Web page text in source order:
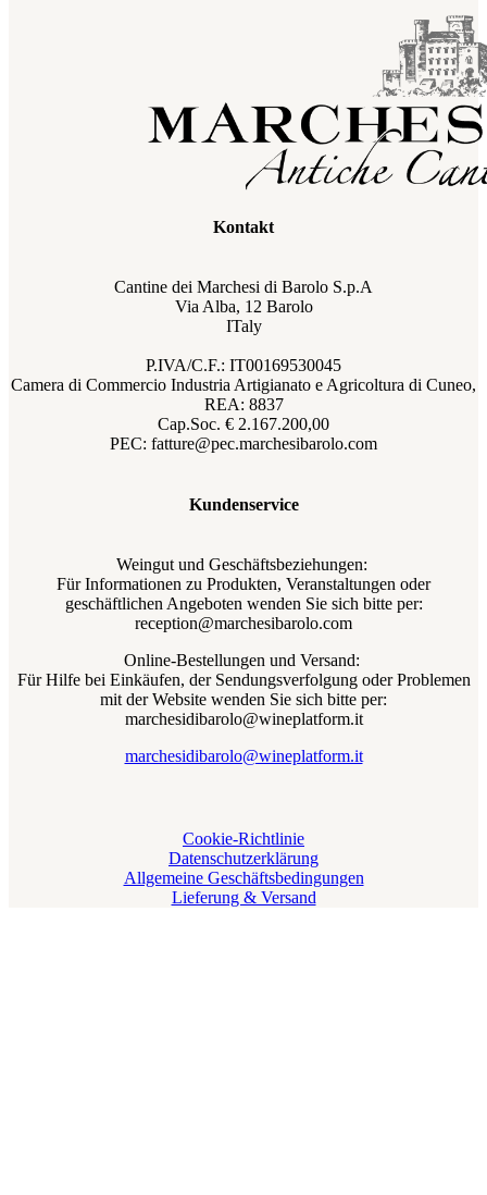
Kontakt
Cantine dei Marchesi di Barolo S.p.A
Via Alba, 12 Barolo
ITaly
P.IVA/C.F.: IT00169530045
Camera di Commercio Industria Artigianato e Agricoltura di Cuneo,
REA: 8837
Cap.Soc. € 2.167.200,00
PEC: fatture@pec.marchesibarolo.com
Kundenservice
Weingut und Geschäftsbeziehungen:
Für Informationen zu Produkten, Veranstaltungen oder
geschäftlichen Angeboten wenden Sie sich bitte per:
reception@marchesibarolo.com
Online-Bestellungen und Versand:
Für Hilfe bei Einkäufen, der Sendungsverfolgung oder Problemen
mit der Website wenden Sie sich bitte per:
marchesidibarolo@wineplatform.it
marchesidibarolo@wineplatform.it
Cookie-Richtlinie
Datenschutzerklärung
Allgemeine Geschäftsbedingungen
Lieferung & Versand